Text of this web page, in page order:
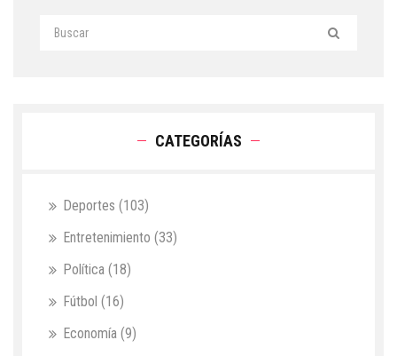
CATEGORÍAS
Deportes (103)
Entretenimiento (33)
Política (18)
Fútbol (16)
Economía (9)